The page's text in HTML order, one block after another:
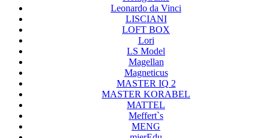
Leonardo da Vinci
LISCIANI
LOFT BOX
Lori
LS Model
Magellan
Magneticus
MASTER IQ 2
MASTER KORABEL
MATTEL
Meffert`s
MENG